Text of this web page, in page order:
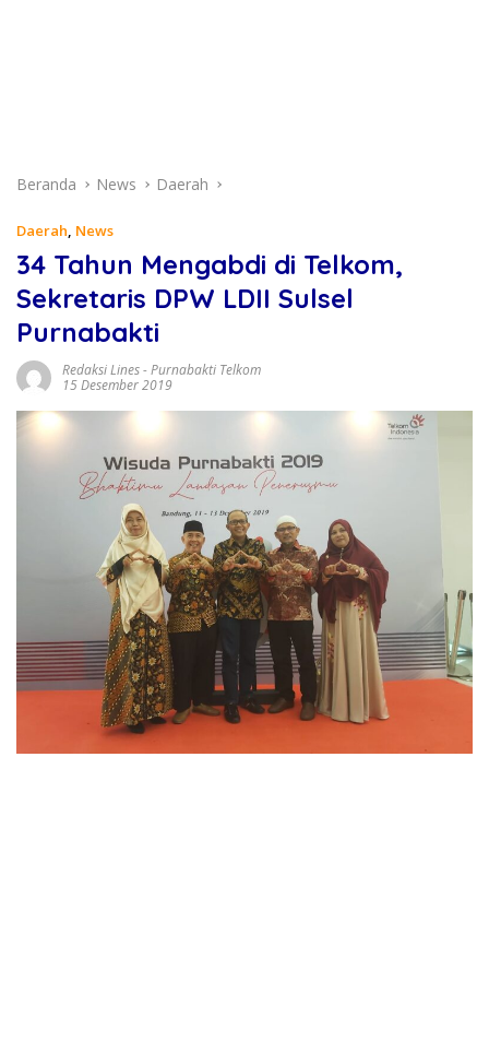
Beranda News Daerah
Daerah, News
34 Tahun Mengabdi di Telkom,
Sekretaris DPW LDII Sulsel
Purnabakti
Redaksi Lines-Purnabakti Telkom
15 Desember 2019